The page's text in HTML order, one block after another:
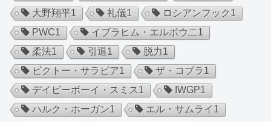
大野翔平1 礼儀1 ロシアンフック1
PWC1 イブラヒム・エルボウ二1
柔法1 引退1 脱力1
ビクトー・サラビア1 ザ・コブラ1
デイビーボーイ・スミス1 IWGP1
ハルク・ホーガン1 エル・サムライ 1